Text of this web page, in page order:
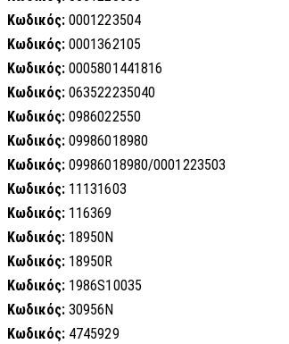
Κωδικός: 0001223504
Κωδικός: 0001362105
Κωδικός: 0005801441816
Κωδικός: 063522235040
Κωδικός: 0986022550
Κωδικός: 09986018980
Κωδικός: 09986018980/0001223503
Κωδικός: 11131603
Κωδικός: 116369
Κωδικός: 18950N
Κωδικός: 18950R
Κωδικός: 1986S10035
Κωδικός: 30956N
Κωδικός: 4745929